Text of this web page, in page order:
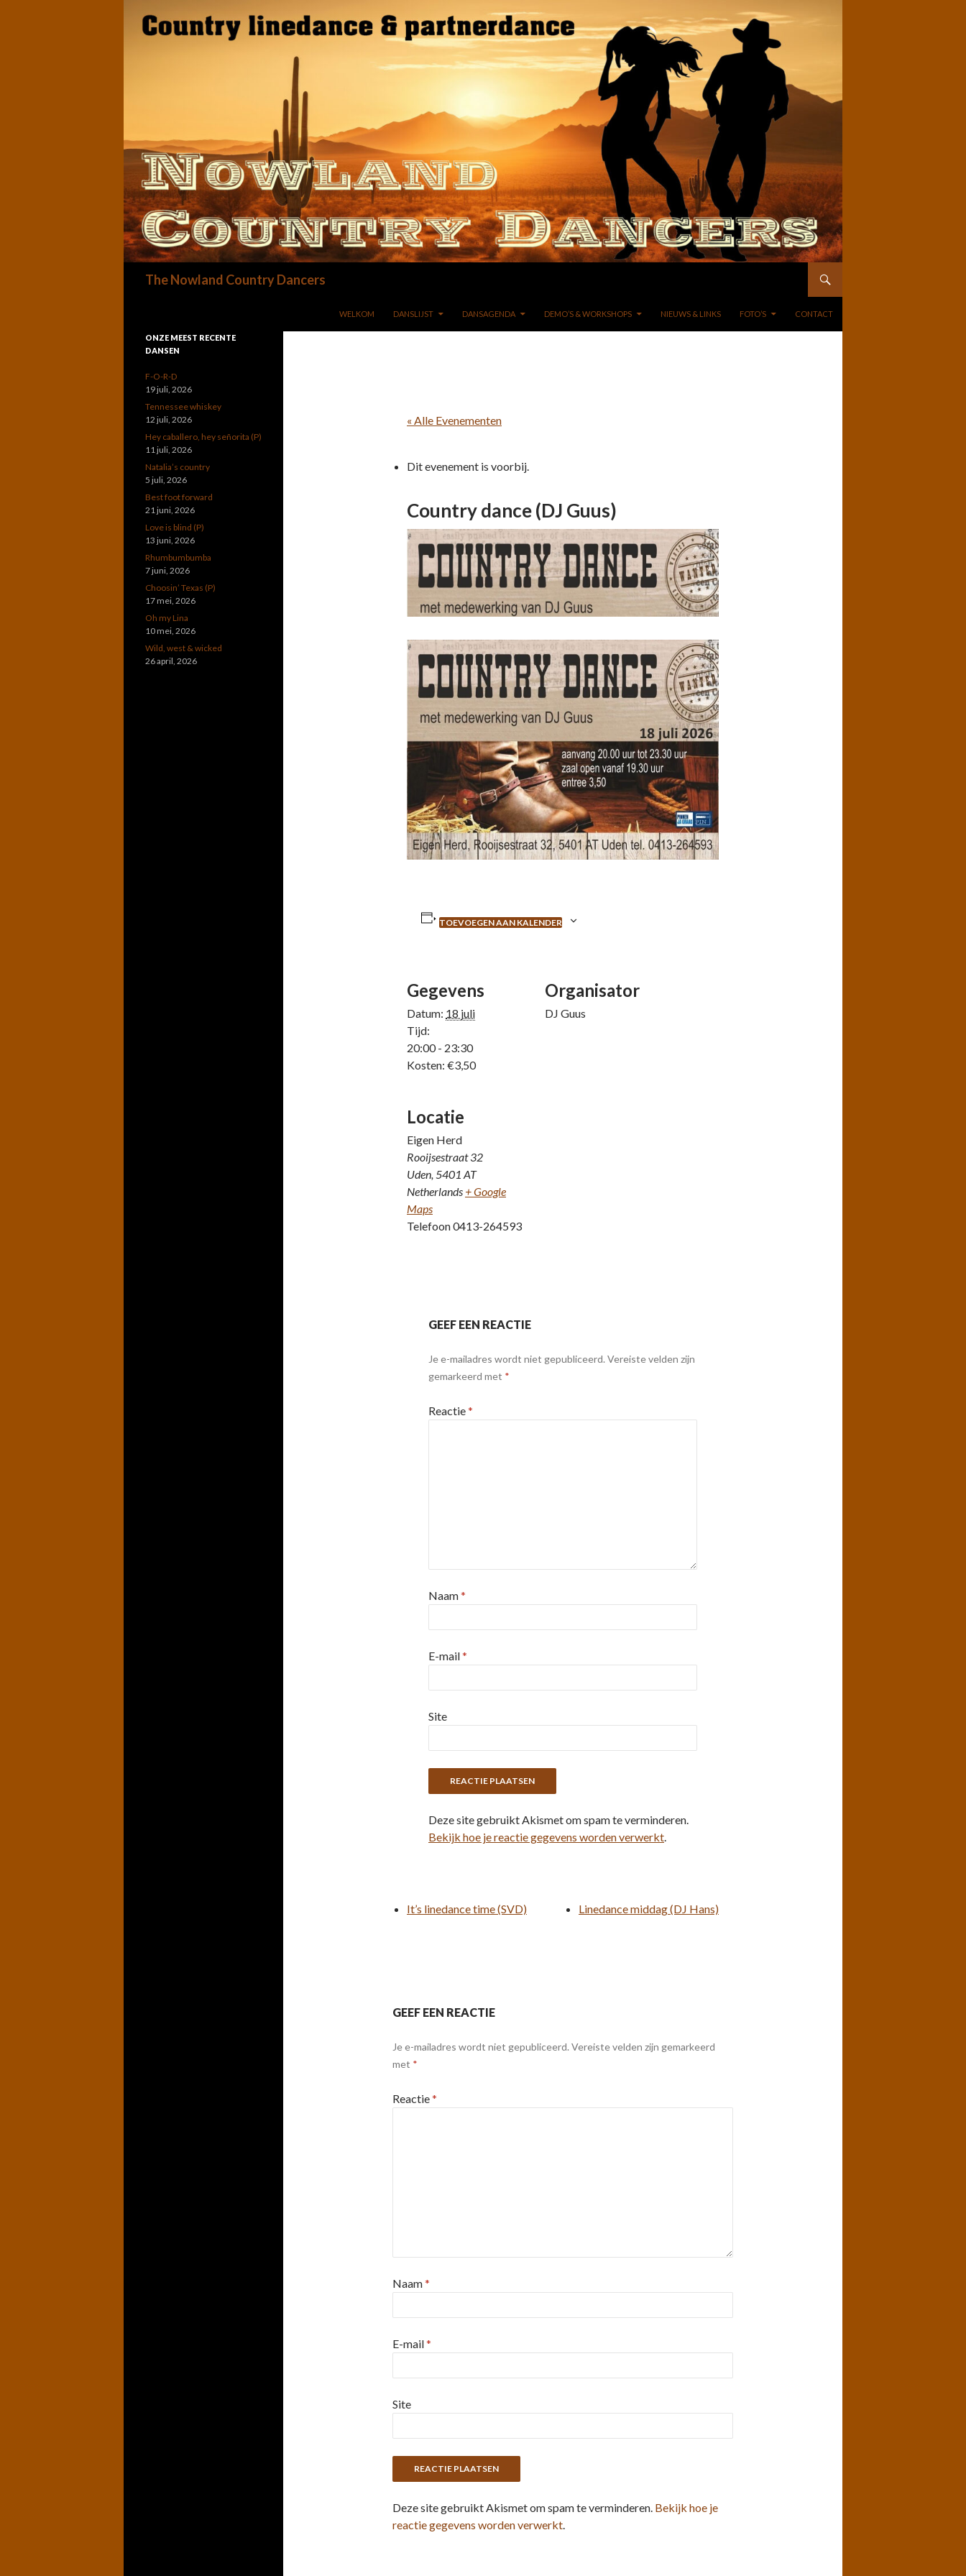
The Nowland Country Dancers
WELKOM
DANSLIJST DANSAGENDA DEMO’S & WORKSHOPS NIEUWS & LINKS FOTO’S CONTACT
« Alle Evenementen
Dit evenement is voorbij.
Country dance (DJ Guus)
18 juli @ 20:00-23:30 €3,50
TOEVOEGEN AAN KALENDER
Gegevens
Datum: 18 juli
Tijd:
20:00 - 23:30
Kosten: €3,50
Organisator
DJ Guus
Locatie
Eigen Herd
Rooijsestraat 32
Uden, 5401 AT
Netherlands + Google
Maps
Telefoon0413-264593
GEEF EEN REACTIE
Je e-mailadres wordt niet gepubliceerd. Vereiste velden zijn
gemarkeerd met *
Reactie*
Naam*
E-mail*
Site
Deze site gebruikt Akismet om spam te verminderen.
Bekijk hoe je reactie gegevens worden verwerkt.
It’s linedance time (SVD) Linedance middag (DJ Hans)
GEEF EEN REACTIE
Je e-mailadres wordt niet gepubliceerd. Vereiste velden zijn gemarkeerd
met *
Reactie*
Naam*
E-mail*
Site
Deze site gebruikt Akismet om spam te verminderen. Bekijk hoe je
reactie gegevens worden verwerkt.
ONZE MEEST RECENTE
DANSEN
F-O-R-D
19 juli, 2026
Tennessee whiskey
12 juli, 2026
Hey caballero, hey señorita (P)
11 juli, 2026
Natalia’s country
5 juli, 2026
Best foot forward
21 juni, 2026
Love is blind (P)
13 juni, 2026
Rhumbumbumba
7 juni, 2026
Choosin’ Texas (P)
17 mei, 2026
Oh my Lina
10 mei, 2026
Wild, west & wicked
26 april, 2026